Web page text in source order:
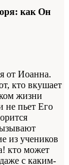
как Он
от Иоанна.
кто вкушает
жизни
не пьет Его
из учеников
кто может
с каким-